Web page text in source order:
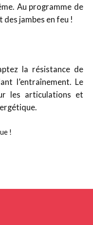
Au programme de
des jambes en feu !
la résistance de
l’entraînement. Le
les articulations et
!